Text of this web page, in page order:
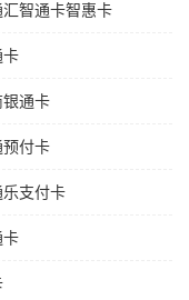
智通卡智惠卡
卡
通卡
付卡
支付卡
卡